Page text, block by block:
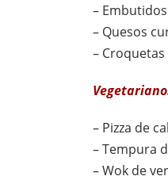
–
– Quesos
–
– Pizza de
– Tempura
– Wok de